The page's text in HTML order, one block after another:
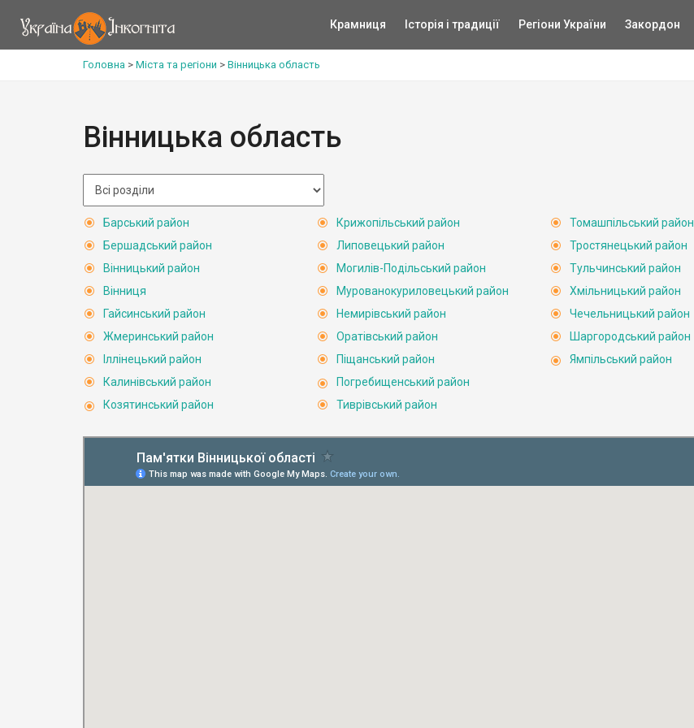
Крамниця Історія і традиції Регіони України Закордон
Головна > Міста та регіони > Вінницька область
Вінницька область
Барський район
Бершадський район
Вінницький район
Вінниця
Гайсинський район
Жмеринський район
Іллінецький район
Калинівський район
Козятинський район
Крижопільський район
Липовецький район
Могилів-Подільський район
Мурованокуриловецький район
Немирівський район
Оратівський район
Піщанський район
Погребищенський район
Тиврівський район
Томашпільський район
Тростянецький район
Тульчинський район
Хмільницький район
Чечельницький район
Шаргородський район
Ямпільський район